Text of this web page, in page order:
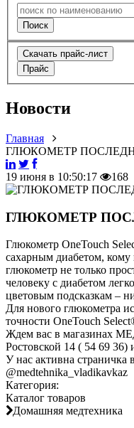
Поиск
Скачать прайс-лист
Прайс
Новости
Главная
ГЛЮКОМЕТР
19 июня в 10:50:17 168
ГЛЮКОМЕТР
Глюкометр OneTouch
сахарным диабетом,
глюкометр не только
человеку с диабетом
цветовым подсказкам –
Для нового глюкометра
точности OneTouch
Ждем вас в
Ростовской 14 ( 54 69
У нас активна страничка
@medtehnika_vladikavkaz
Категория:
Каталог товаров
Домашняя медтехника